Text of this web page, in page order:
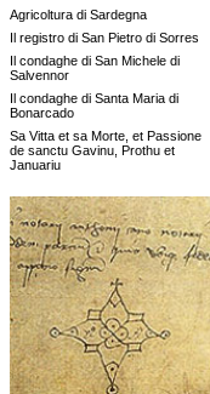
Agricoltura di Sardegna
Il registro di San Pietro di Sorres
Il condaghe di San Michele di
Salvennor
Il condaghe di Santa Maria di
Bonarcado
Sa Vitta et sa Morte, et Passione
de sanctu Gavinu, Prothu et
Januariu